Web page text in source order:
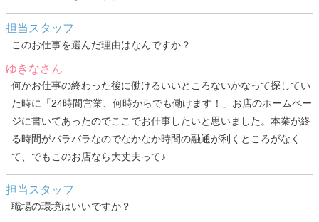
担当スタッフ
このお仕事を選んだ理由はなんですか？
ゆきなさん
何かお仕事の終わった後に働けるいいところないかなって探してい
た時に「24時間営業、何時からでも働けます！」お店のホームペー
ジに書いてあったのでここでお仕事したいと思いました。本業が終
る時間がバラバラなのでなかなか時間の融通が利くところがなく
て、でもこのお店なら大丈夫って♪
担当スタッフ
職場の環境はいいですか？